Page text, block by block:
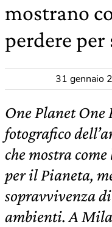
mostrano
perdere per
31 gennaio
One Planet
fotografico
che mostra
per il Pianeta,
sopravvivenza
ambienti. A